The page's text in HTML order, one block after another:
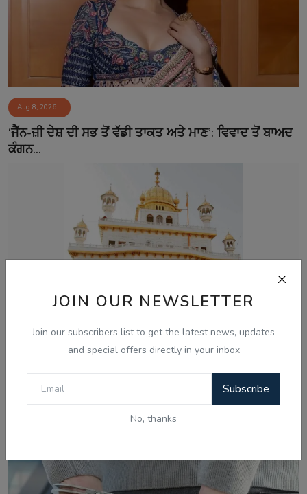
JOIN OUR NEWSLETTER
Join our subscribers list to get the latest news, updates
and special offers directly in your inbox
Subscribe
No, thanks
Aug 8, 2026
‘ਜੈੱਨ-ਜ਼ੀ ਦੇਸ਼ ਦੀ ਸਭ ਤੋਂ ਵੱਡੀ ਤਾਕਤ ਅਤੇ ਮਾਣ’: ਵਿਵਾਦ ਤੋਂ ਬਾਅਦ
ਕੰਗਨ...
ਅਕਾਲ ਤਖ਼ਤ ਵੱਲੋਂ ਬਣਾਏ ਪੈਨਲ ਨੇ ਪੰਜਾਬ ਸਰਕਾਰ ਨਾਲ ਅੱਗੇ
ਗੱਲਬਾਤ ਕਰਨ ਤੋਂ...